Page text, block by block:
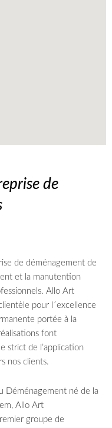
de
de déménagement de
et la manutention
Allo Art
pour l´excellence
portée à la
font
strict de l’application
nos clients.
Déménagement né de la
Allo Art
groupe de